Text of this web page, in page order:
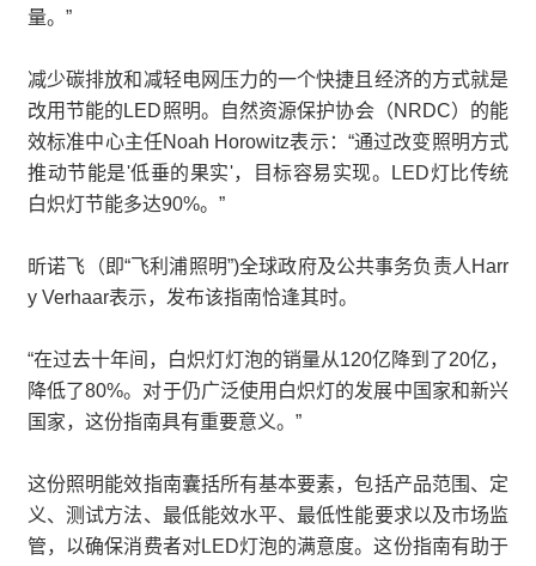
量。”
减少碳排放和减轻电网压力的一个快捷且经济的方式就是
改用节能的LED照明。自然资源保护协会（NRDC）的能
效标准中心主任Noah Horowitz表示：“通过改变照明方式
推动节能是'低垂的果实'，目标容易实现。LED灯比传统
白炽灯节能多达90%。”
昕诺飞（即“飞利浦照明”)全球政府及公共事务负责人Harr
y Verhaar表示，发布该指南恰逢其时。
“在过去十年间，白炽灯灯泡的销量从120亿降到了20亿，
降低了80%。对于仍广泛使用白炽灯的发展中国家和新兴
国家，这份指南具有重要意义。”
这份照明能效指南囊括所有基本要素，包括产品范围、定
义、测试方法、最低能效水平、最低性能要求以及市场监
管，以确保消费者对LED灯泡的满意度。这份指南有助于